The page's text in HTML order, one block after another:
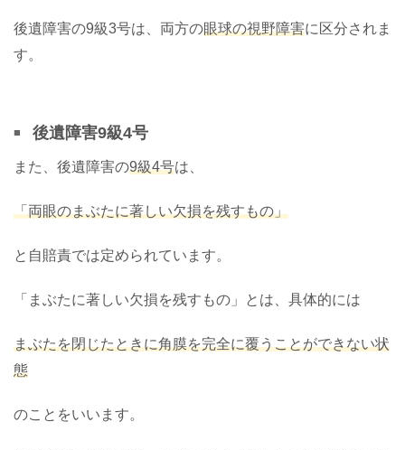
後遺障害の9級3号は、両方の眼球の視野障害に区分されま
す。
後遺障害9級4号
また、後遺障害の9級4号は、
「両眼のまぶたに著しい欠損を残すもの」
と自賠責では定められています。
「まぶたに著しい欠損を残すもの」とは、具体的には
まぶたを閉じたときに角膜を完全に覆うことができない状
態
のことをいいます。